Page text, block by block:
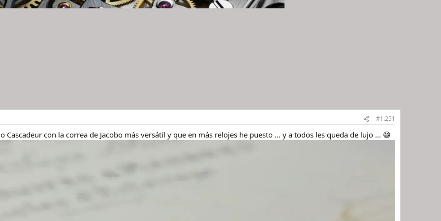
#1.251
con la correa de Jacobo más versátil y que en más relojes he puesto ... y a todos les queda de lujo ... 😄